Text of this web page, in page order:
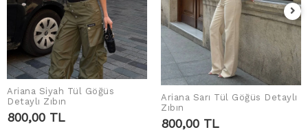
SEPETE EKLE
Ariana Siyah Tül Göğüs
Detaylı Zıbın
800,00 TL
SEPETE EKLE
Ariana Sarı Tül Göğüs Detaylı
Zıbın
800,00 TL